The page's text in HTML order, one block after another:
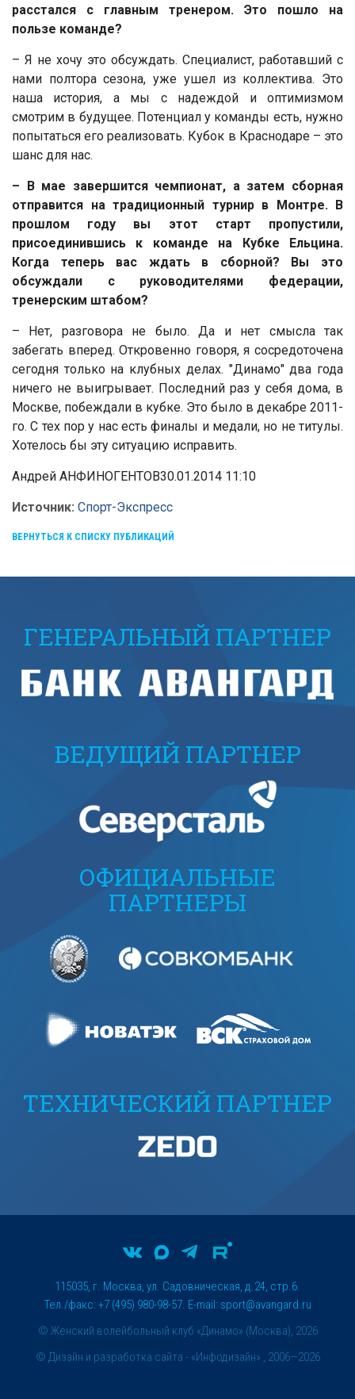
расстался с главным тренером. Это пошло на
пользе команде?
– Я не хочу это обсуждать. Специалист, работавший с
нами полтора сезона, уже ушел из коллектива. Это
наша история, а мы с надеждой и оптимизмом
смотрим в будущее. Потенциал у команды есть, нужно
попытаться его реализовать. Кубок в Краснодаре – это
шанс для нас.
– В мае завершится чемпионат, а затем сборная
отправится на традиционный турнир в Монтре. В
прошлом году вы этот старт пропустили,
присоединившись к команде на Кубке Ельцина.
Когда теперь вас ждать в сборной? Вы это
обсуждали с руководителями федерации,
тренерским штабом?
– Нет, разговора не было. Да и нет смысла так
забегать вперед. Откровенно говоря, я сосредоточена
сегодня только на клубных делах. "Динамо" два года
ничего не выигрывает. Последний раз у себя дома, в
Москве, побеждали в кубке. Это было в декабре 2011-
го. С тех пор у нас есть финалы и медали, но не титулы.
Хотелось бы эту ситуацию исправить.
Андрей АНФИНОГЕНТОВ30.01.2014 11:10
Источник: Спорт-Экспресс
ВЕРНУТЬСЯ К СПИСКУ ПУБЛИКАЦИЙ
ГЕНЕРАЛЬНЫЙ ПАРТНЕР
ВЕДУЩИЙ ПАРТНЕР
ОФИЦИАЛЬНЫЕ
ПАРТНЕРЫ
ТЕХНИЧЕСКИЙ ПАРТНЕР
© Женский волейбольный клуб «Динамо» (Москва), 2026
115035, г. Москва, ул. Садовническая, д.24, стр.6.
Тел./факс: +7 (495) 980-98-57. E-mail: sport@avangard.ru
© Дизайн и разработка сайта - «Инфодизайн» , 2006—2026